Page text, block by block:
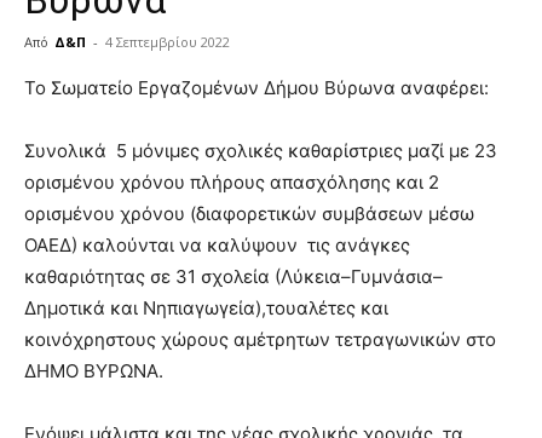
Από Δ&Π - 4 Σεπτεμβρίου 2022
blonde
hot
cam
show.desi
xxx
lyons
teaches
you
the
Το Σωματείο Εργαζομένων Δήμου Βύρωνα αναφέρει:
Συνολικά 5 μόνιμες σχολικές καθαρίστριες μαζί με 23
ορισμένου χρόνου πλήρους απασχόλησης και 2
ορισμένου χρόνου (διαφορετικών συμβάσεων μέσω
ΟΑΕΔ) καλούνται να καλύψουν τις ανάγκες
καθαριότητας σε 31 σχολεία (Λύκεια–Γυμνάσια–
Δημοτικά και Νηπιαγωγεία),τουαλέτες και
κοινόχρηστους χώρους αμέτρητων τετραγωνικών στο
ΔΗΜΟ ΒΥΡΩΝΑ.